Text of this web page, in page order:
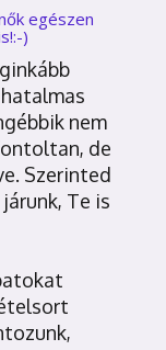
egészen
)
nem
de
Szerinted
Te is